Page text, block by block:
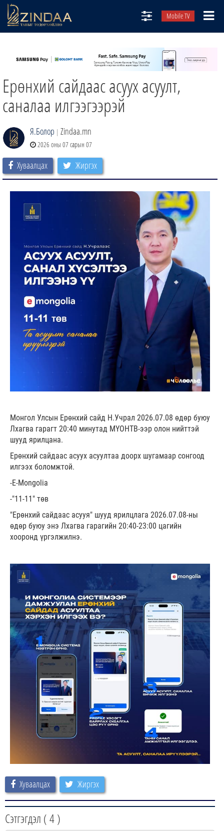
Mobile TV
ТВ8
ӨГЛӨӨНИЙ СОНИН
АУДИО ЗОХИОЛ
Ерөнхий сайдаас асуух асуулт,
саналаа илгээгээрэй
Я.Болор | Zindaa.mn
2026 оны 07 сарын 07
Хуваалцах Жиргэх
Монгол Улсын Ерөнхий сайд Н.Учрал 2026.07.08 өдөр буюу
Лхагва гарагт 20:40 минутад МҮОНТВ-ээр олон нийттэй
шууд ярилцана.
Ерөнхий сайдаас асуух асуултаа доорх шугамаар сонгоод
илгээх боломжтой.
-E-Mongolia
-"11-11" төв
"Ерөнхий сайдаас асууя" шууд ярилцлага 2026.07.08-ны
өдөр буюу энэ Лхагва гарагийн 20:40-23:00 цагийн
хооронд үргэлжилнэ.
Хуваалцах Жиргэх
Сэтгэгдэл (4)